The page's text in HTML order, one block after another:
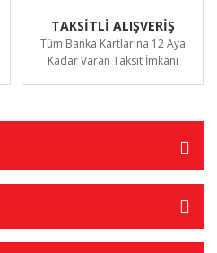
TAKSİTLİ ALIŞVERİŞ
Tüm Banka Kartlarına 12 Aya
Kadar Varan Taksit İmkanı